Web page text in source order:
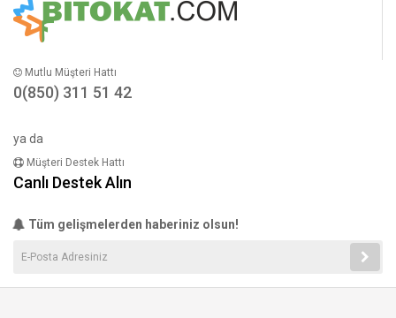
Mutlu Müşteri Hattı
0(850) 311 51 42
ya da
Müşteri Destek Hattı
Canlı Destek Alın
Tüm gelişmelerden haberiniz olsun!